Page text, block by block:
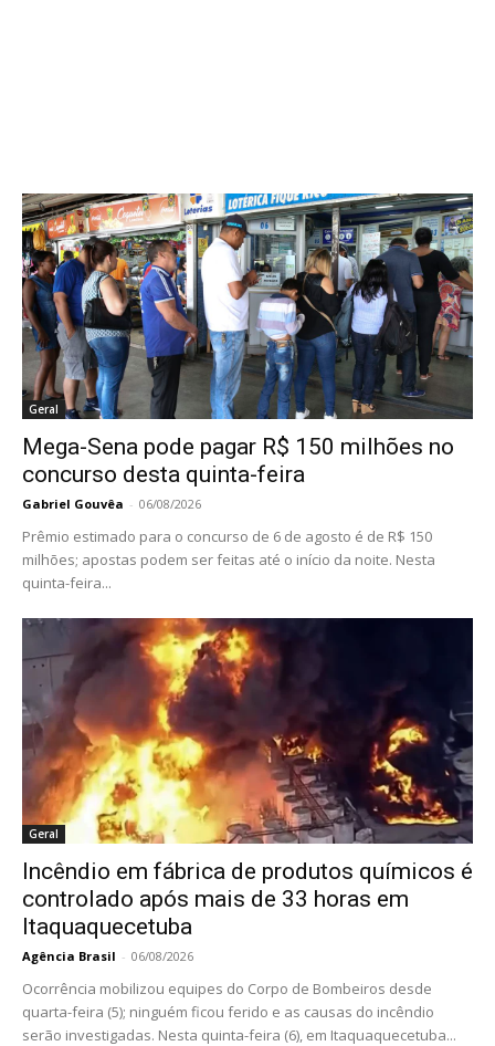
Geral
Mega-Sena pode pagar R$ 150 milhões no
concurso desta quinta-feira
Gabriel Gouvêa - 06/08/2026
Prêmio estimado para o concurso de 6 de agosto é de R$ 150
milhões; apostas podem ser feitas até o início da noite. Nesta
quinta-feira...
Geral
Incêndio em fábrica de produtos químicos é
controlado após mais de 33 horas em
Itaquaquecetuba
Agência Brasil - 06/08/2026
Ocorrência mobilizou equipes do Corpo de Bombeiros desde
quarta-feira (5); ninguém ficou ferido e as causas do incêndio
serão investigadas. Nesta quinta-feira (6), em Itaquaquecetuba...